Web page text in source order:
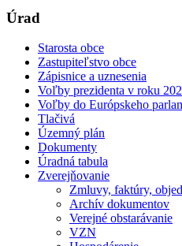
Úrad
Starosta obce
Zastupiteľstvo obce
Zápisnice a uznesenia
Voľby prezidenta v roku
Voľby do Európskeho
Tlačivá
Územný plán
Dokumenty
Úradná tabula
Zverejňovanie
Zmluvy, faktúry,
Archív dokumentov
Verejné obstarávanie
VZN